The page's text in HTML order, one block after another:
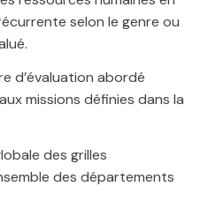
selon le genre ou
d’évaluation abordé
missions définies dans la
des grilles
des départements